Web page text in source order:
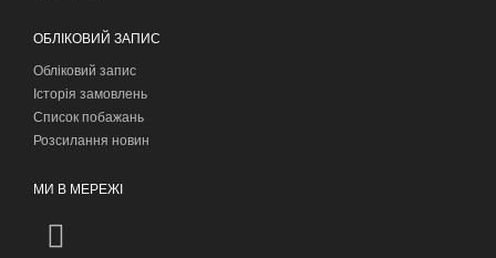
ОБЛІКОВИЙ ЗАПИС
Обліковий запис
Історія замовлень
Список побажань
Розсилання новин
МИ В МЕРЕЖІ